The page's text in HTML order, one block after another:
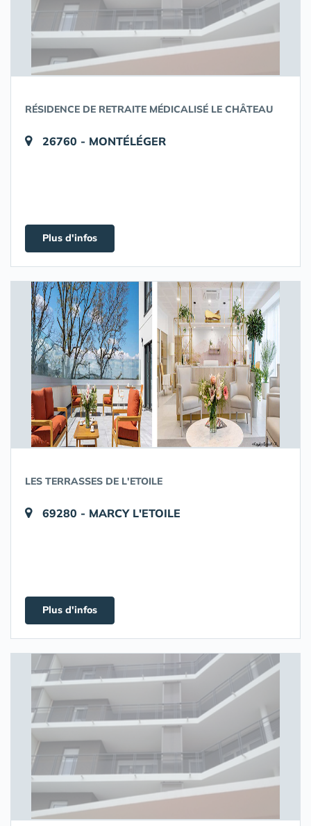
RÉSIDENCE DE RETRAITE MÉDICALISÉ LE CHÂTEAU
26760 - MONTÉLÉGER
Plus d'infos
LES TERRASSES DE L'ETOILE
69280 - MARCY L'ETOILE
Plus d'infos